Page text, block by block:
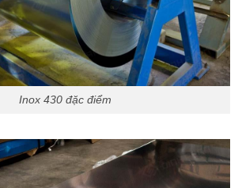
Inox 430 đặc điểm